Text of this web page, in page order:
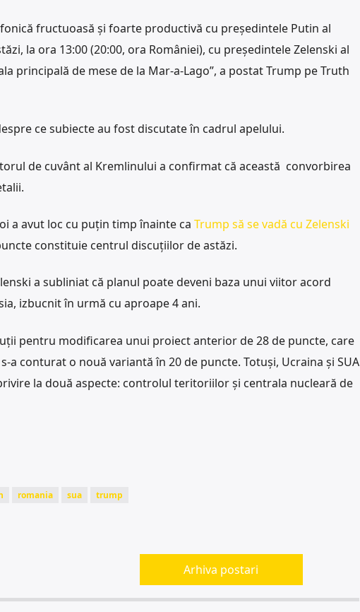
fructuoasă și foarte productivă cu președintele Putin al
la ora 13:00 (20:00, ora României), cu președintele Zelenski al
principală de mese de la Mar-a-Lago”, a postat Trump pe Truth
ce subiecte au fost discutate în cadrul apelului.
de cuvânt al Kremlinului a confirmat că această convorbirea
a avut loc cu puțin timp înainte ca Trump să se vadă cu Zelenski
constituie centrul discuțiilor de astăzi.
a subliniat că planul poate deveni baza unui viitor acord
izbucnit în urmă cu aproape 4 ani.
pentru modificarea unui proiect anterior de 28 de puncte, care
a conturat o nouă variantă în 20 de puncte. Totuși, Ucraina și SUA
la două aspecte: controlul teritoriilor și centrala nucleară de
romania sua trump
Arhiva postari